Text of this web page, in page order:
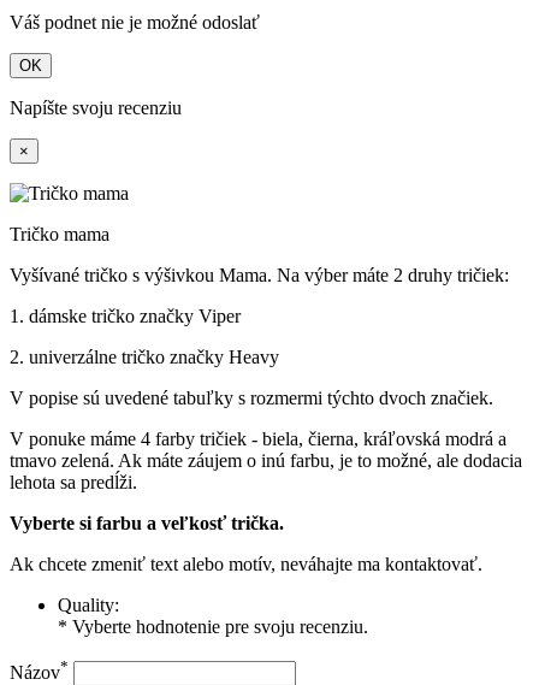
Váš podnet nie je možné odoslať
OK
Napíšte svoju recenziu
×
Tričko mama
Vyšívané tričko s výšivkou Mama. Na výber máte 2 druhy tričiek:
1. dámske tričko značky Viper
2. univerzálne tričko značky Heavy
V popise sú uvedené tabuľky s rozmermi týchto dvoch značiek.
V ponuke máme 4 farby tričiek - biela, čierna, kráľovská modrá a
tmavo zelená. Ak máte záujem o inú farbu, je to možné, ale dodacia
lehota sa predĺži.
Vyberte si farbu a veľkosť trička.
Ak chcete zmeniť text alebo motív, neváhajte ma kontaktovať.
Quality:
* Vyberte hodnotenie pre svoju recenziu.
Názov*